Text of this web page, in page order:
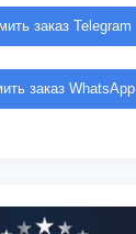
заказ Telegram
заказ WhatsApp